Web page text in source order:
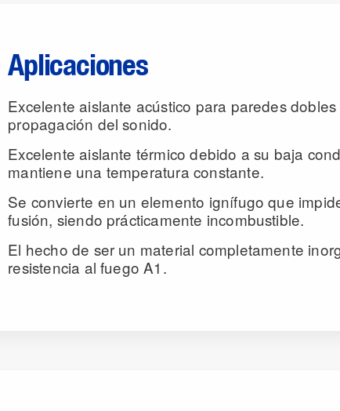
Aplicaciones
Excelente aislante acústico para paredes
propagación del sonido.
Excelente aislante térmico debido a su baja
mantiene una temperatura constante.
Se convierte en un elemento ignífugo que
fusión, siendo prácticamente incombustible.
El hecho de ser un material completamente
resistencia al fuego A1.